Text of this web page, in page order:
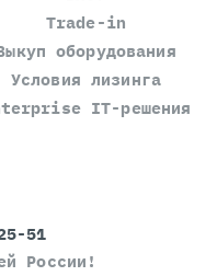
Trade-in
оборудования
Условия лизинга
IT-решения
51
России!